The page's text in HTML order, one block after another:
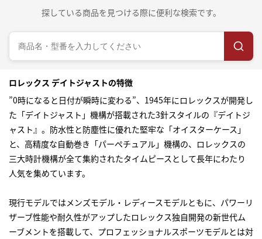
探している商品を見つける際に便利な検索です。
ロレックス デイトジャストの特徴
”0時になると日付が瞬時に変わる”、1945年にロレックスが開発し
た「デイトジャスト」機構が搭載された3針スタイルの『デイトジ
ャスト』。防水性と防塵性に優れた堅牢な「オイスターケース」
と、高精度な自動巻き「パーペチュアル」機構の、ロレックスの
三大時計機構が全て集約されたタイムピースとして長年にわたり
人気を集めています。
現行モデルではメンズモデル・レディースモデルともに、パワーリ
ザーブ性能や耐久性がアップしたロレックス独自開発の新世代ム
ーブメントを搭載して、プロフェッショナルスポーツモデルとは対